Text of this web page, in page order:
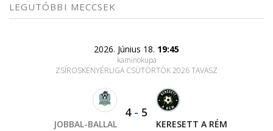
LEGUTÓBBI MECCSEK
2026. Június 18. 19:45
kaminokupa
ZSÍROSKENYÉRLIGA CSÜTÖRTÖK 2026 TAVASZ
JOBBAL-BALLAL
4- 5
KERESETT A RÉM